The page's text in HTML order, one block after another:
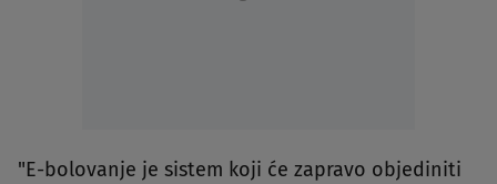
"E-bolovanje je sistem koji će zapravo objediniti